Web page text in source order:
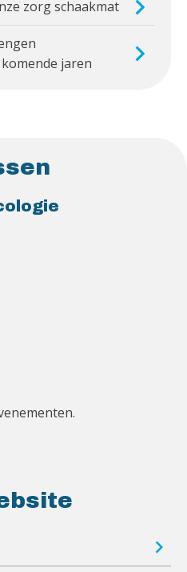
zorg schaakmat
jaren